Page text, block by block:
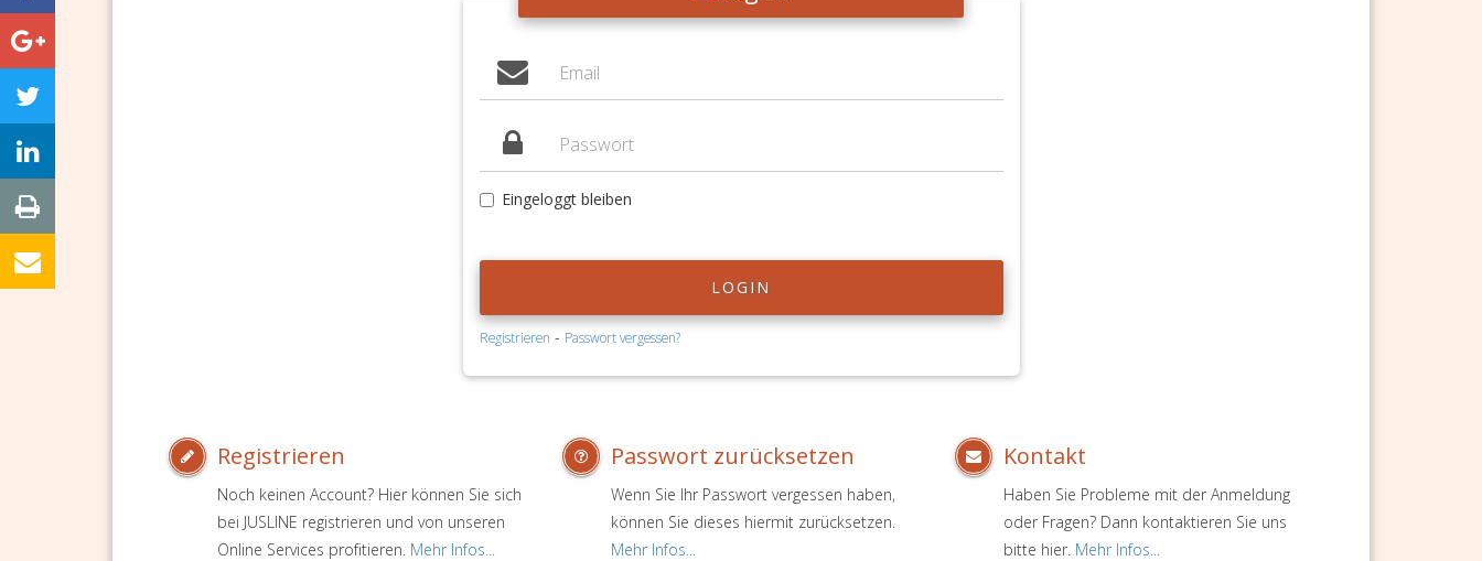
Eingeloggt bleiben
LOGIN
Registrieren - Passwort vergessen?
Registrieren
Noch keinen Account? Hier können Sie sich
bei JUSLINE registrieren und von unseren
Online Services profitieren. Mehr Infos...
Passwort zurücksetzen
Wenn Sie Ihr Passwort vergessen haben,
können Sie dieses hiermit zurücksetzen.
Mehr Infos...
Kontakt
Haben Sie Probleme mit der Anmeldung
oder Fragen? Dann kontaktieren Sie uns
bitte hier. Mehr Infos...